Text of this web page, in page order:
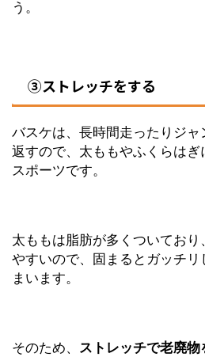
う。
③ストレッチをする
バスケは、長時間走ったりジャ
返すので、太ももやふくらは
スポーツです。
太ももは脂肪が多くついてお
やすいので、固まるとガッチ
まいます。
そのため、 ストレッチで老廃